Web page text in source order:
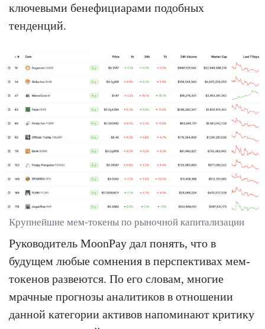
ключевыми бенефициарами подобных
тенденций.
Крупнейшие мем-токены по рыночной капитализации
Руководитель MoonPay дал понять, что в
будущем любые сомнения в перспективах мем-
токенов развеются. По его словам, многие
мрачные прогнозы аналитиков в отношении
данной категории активов напоминают критику